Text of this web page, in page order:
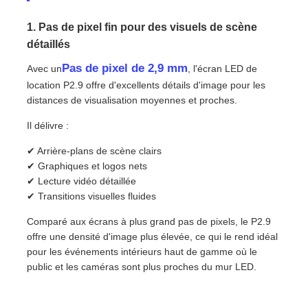
1. Pas de pixel fin pour des visuels de scène
détaillés
Avec un Pas de pixel de 2,9 mm, l'écran LED de
location P2.9 offre d'excellents détails d'image pour les
distances de visualisation moyennes et proches.
Il délivre :
✔ Arrière-plans de scène clairs
✔ Graphiques et logos nets
✔ Lecture vidéo détaillée
✔ Transitions visuelles fluides
Comparé aux écrans à plus grand pas de pixels, le P2.9
offre une densité d'image plus élevée, ce qui le rend idéal
pour les événements intérieurs haut de gamme où le
public et les caméras sont plus proches du mur LED.